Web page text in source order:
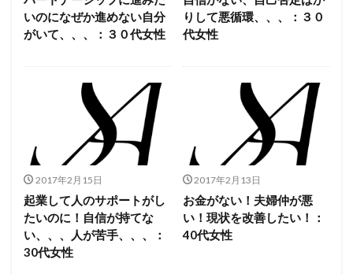
いのになぜか進めない自分
がいて、、、：３０代女性
りして悪循環、、、：３０
代女性
2017年2月15日
起業して人のサポートがし
たいのに！自信が持てな
い、、、人が苦手、、、：
30代女性
2017年2月13日
お金がない！夫婦仲が悪
い！現状を改善したい！：
40代女性